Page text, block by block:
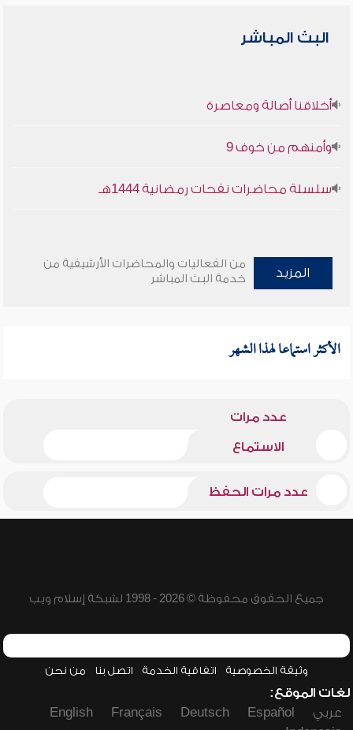
البث المباشر
أخلاقنا أصالة ومعاصرة
وأمنهم من خوف 9
سلسلة محاضرات نفحات رمضانية 1444هـ
المزيد
من الفعاليات والمحاضرات الأرشيفية من
خدمة البث المباشر
الأكثر استماعا لهذا الشهر
عدد مرات
الاستماع
عدد مرات الحفظ
جميع الحقوق محفوظة © 2026 - 1998 لشبكة إسلام ويب
وثيقة الخصوصية اتفاقية الخدمة اتصل بنا من نحن
لغات الموقع:
عربي
Español
Deutsch
Français
English